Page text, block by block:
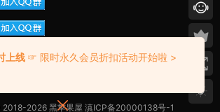
2026 黑苹果屋 滇ICP备20000138号-1
上线 ☞ 限时永久会员折扣活动开始啦 >